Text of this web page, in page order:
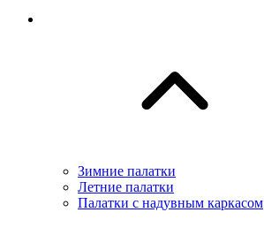
Зимние палатки
Летние палатки
Палатки с надувным каркасом